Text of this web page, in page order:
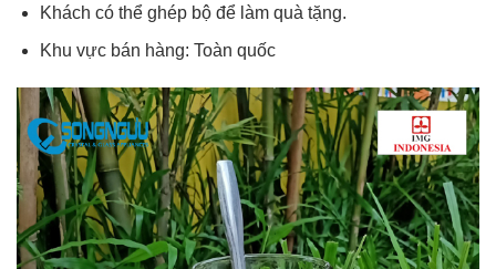
Khách có thể ghép bộ để làm quà tặng.
Khu vực bán hàng: Toàn quốc